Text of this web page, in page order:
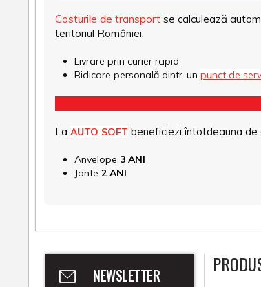
Costurile de transport se calculează
teritoriul României.
Livrare prin curier rapid
Ridicare personală dintr-un punct de
La AUTO SOFT beneficiezi întotdeauna de
Anvelope 3 ANI
Jante 2 ANI
NEWSLETTER